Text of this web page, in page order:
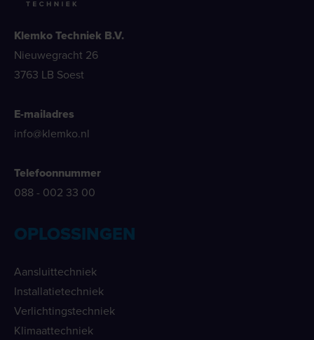
Klemko Techniek B.V.
Nieuwegracht 26
3763 LB Soest
E-mailadres
info@klemko.nl
Telefoonnummer
088 - 002 33 00
OPLOSSINGEN
Aansluittechniek
Installatietechniek
Verlichtingstechniek
Klimaattechniek